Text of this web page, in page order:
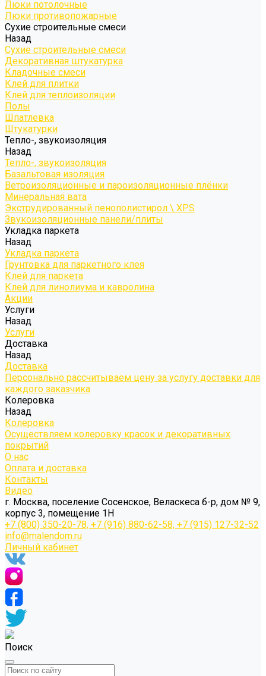
Люки потолочные
Люки противопожарные
Сухие строительные смеси
Назад
Сухие строительные смеси
Декоративная штукатурка
Кладочные смеси
Клей для плитки
Клей для теплоизоляции
Полы
Шпатлевка
Штукатурки
Тепло-, звукоизоляция
Назад
Тепло-, звукоизоляция
Базальтовая изоляция
Ветроизоляционные и пароизоляционные плёнки
Минеральная вата
Экструдированный пенополистирол \ XPS
Звукоизоляционные панели/плиты
Укладка паркета
Назад
Укладка паркета
Грунтовка для паркетного клея
Клей для паркета
Клей для линолиума и кавролина
Акции
Услуги
Назад
Услуги
Доставка
Назад
Доставка
Персонально рассчитываем цену за услугу доставки для
каждого заказчика
Колеровка
Назад
Колеровка
Осуществляем колеровку красок и декоративных
покрытий
О нас
Оплата и доставка
Контакты
Видео
г. Москва, поселение Сосенское, Веласкеса б-р, дом № 9,
корпус 3, помещение 1Н
+7 (800) 350-20-78, +7 (916) 880-62-58, +7 (915) 127-32-52
info@malendom.ru
Личный кабинет
Поиск